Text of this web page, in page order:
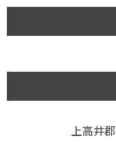
上高井